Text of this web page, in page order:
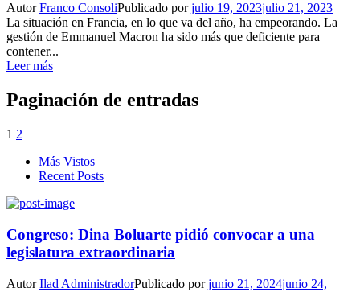
AutorFranco ConsoliPublicado porjulio 19, 2023julio 21, 2023
La situación en Francia, en lo que va del año, ha empeorando. La
gestión de Emmanuel Macron ha sido más que deficiente para
contener...
Leer más
Paginación de entradas
1 2
Más Vistos
Recent Posts
Congreso: Dina Boluarte pidió convocar a una
legislatura extraordinaria
AutorIlad AdministradorPublicado porjunio 21, 2024junio 24,